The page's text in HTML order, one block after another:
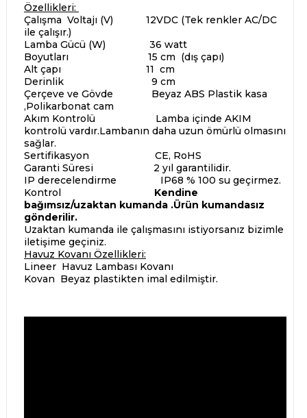
Özellikleri:
Çalışma Voltajı (V) 12VDC (Tek renkler AC/DC
ile çalışır.)
Lamba Gücü (W) 36 watt
Boyutları 15 cm (dış çapı)
Alt çapı 11 cm
Derinlik 9 cm
Çerçeve ve Gövde Beyaz ABS Plastik kasa
,Polikarbonat cam
Akım Kontrolü Lamba içinde AKIM
kontrolü vardır.Lambanın daha uzun ömürlü olmasını
sağlar.
Sertifikasyon CE, RoHS
Garanti Süresi 2 yıl garantilidir.
IP derecelendirme IP68 % 100 su geçirmez.
Kontrol Kendine
bağımsız/uzaktan kumanda .Ürün kumandasız
gönderilir.
Uzaktan kumanda ile çalışmasını istiyorsanız bizimle
iletişime geçiniz.
Havuz Kovanı Özellikleri:
Lineer Havuz Lambası Kovanı
Kovan Beyaz plastikten imal edilmiştir.